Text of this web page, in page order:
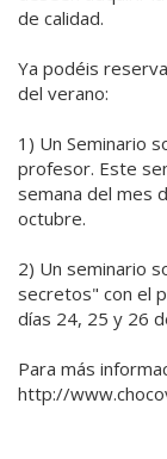
de calidad.
Ya podéis
del verano:
1) Un Seminario
profesor. Este
semana del mes
octubre.
2) Un seminario
secretos" con el
días 24, 25 y 26
Para más
http://